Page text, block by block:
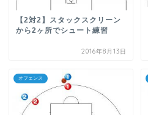
【2対2】スタックスクリーン
から2ヶ所でシュート練習
2016年8月13日
オフェンス